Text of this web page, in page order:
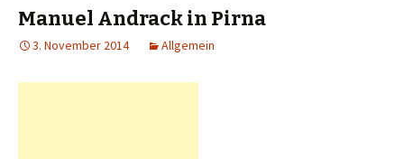
Manuel Andrack in Pirna
3. November 2014 Allgemein